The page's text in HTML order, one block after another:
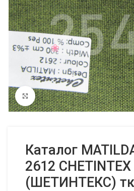
Нажмите, чтобы увеличить
Каталог
2612 CHETINTEX
(ШЕТИНТЕКС)